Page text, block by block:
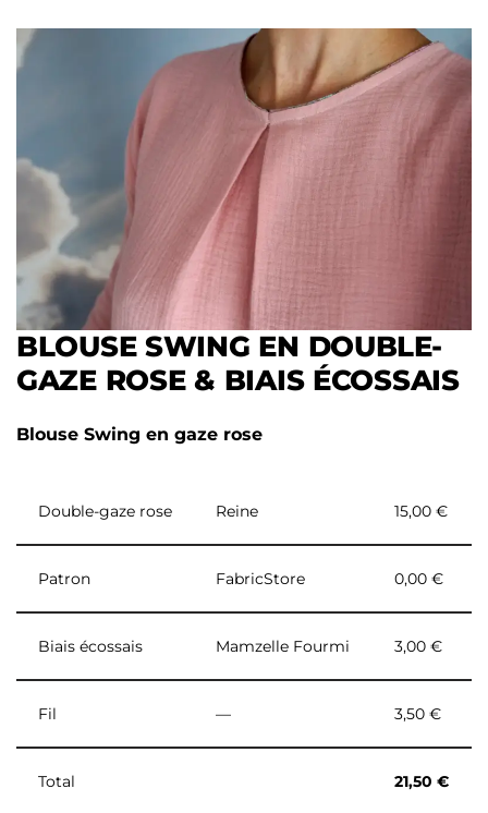
BLOUSE SWING EN DOUBLE-
GAZE ROSE & BIAIS ÉCOSSAIS
Blouse Swing en gaze rose
Double-gaze rose Reine 15,00 €
Patron FabricStore 0,00 €
Biais écossais Mamzelle Fourmi 3,00 €
Fil — 3,50 €
Total 21,50 €